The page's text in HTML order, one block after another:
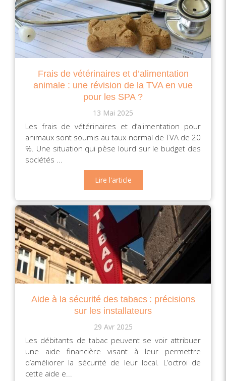
Frais de vétérinaires et d’alimentation
animale : une révision de la TVA en vue
pour les SPA ?
13 Mai 2025
Les frais de vétérinaires et d’alimentation pour
animaux sont soumis au taux normal de TVA de 20
%. Une situation qui pèse lourd sur le budget des
sociétés ...
Lire l'article
Aide à la sécurité des tabacs : précisions
sur les installateurs
29 Avr 2025
Les débitants de tabac peuvent se voir attribuer
une aide financière visant à leur permettre
d’améliorer la sécurité de leur local. L’octroi de
cette aide e...